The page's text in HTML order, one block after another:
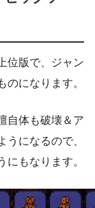
位版で、ジャン
になります。
自体も破壊＆ア
になるので、
にもなります。